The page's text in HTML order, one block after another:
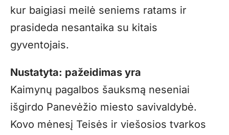
kur baigiasi meilė seniems ratams ir
prasideda nesantaika su kitais
gyventojais.
Nustatyta: pažeidimas yra
Kaimynų pagalbos šauksmą neseniai
išgirdo Panevėžio miesto savivaldybė.
Kovo mėnesį Teisės ir viešosios tvarkos